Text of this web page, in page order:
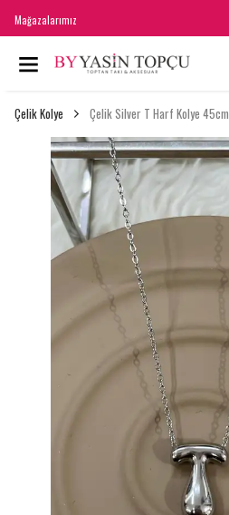
Mağazalarımız
Çelik Kolye Çelik Silver T Harf Kolye 45cm